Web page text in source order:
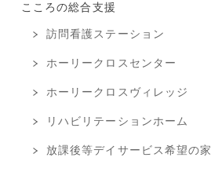
こころの総合支援
訪問看護ステーション
ホーリークロスセンター
ホーリークロスヴィレッジ
リハビリテーションホーム
放課後等デイサービス希望の家